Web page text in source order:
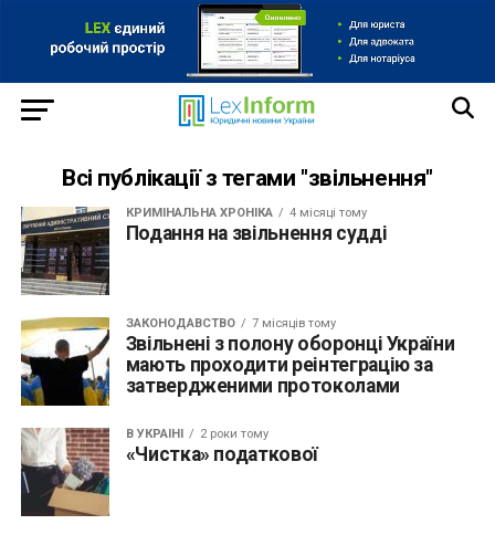
Всі публікації з тегами "звільнення"
КРИМІНАЛЬНА ХРОНІКА 4 місяці тому
Подання на звільнення судді
ЗАКОНОДАВСТВО 7 місяців тому
Звільнені з полону оборонці України
мають проходити реінтеграцію за
затвердженими протоколами
В УКРАЇНІ 2 роки тому
«Чистка» податкової